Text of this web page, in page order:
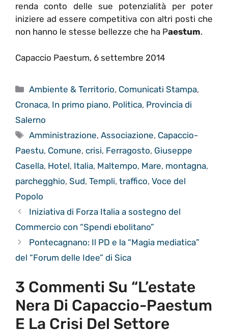
renda conto delle sue potenzialità per poter
iniziere ad essere competitiva con altri posti che
non hanno le stesse bellezze che ha Paestum.
Capaccio Paestum, 6 settembre 2014
Categorie
Ambiente & Territorio, Comunicati Stampa,
Cronaca, In primo piano, Politica, Provincia di
Salerno
Tag
Amministrazione,Associazione, Capaccio-
Paestu, Comune, crisi, Ferragosto, Giuseppe
Casella, Hotel, Italia, Maltempo, Mare, montagna,
parchegghio, Sud, Templi, traffico, Voce del
Popolo
Iniziativa di Forza Italia a sostegno del
Commercio con “Spendi ebolitano”
Pontecagnano: Il PD e la “Magia mediatica”
del “Forum delle Idee” di Sica
3 Commenti Su “L’estate
Nera Di Capaccio-Paestum
E La Crisi Del Settore